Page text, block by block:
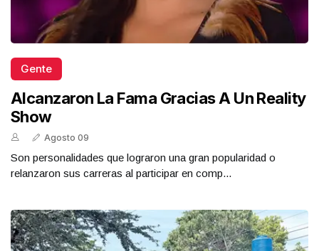
Gente
Alcanzaron La Fama Gracias A Un Reality
Show
Agosto 09
Son personalidades que lograron una gran popularidad o
relanzaron sus carreras al participar en comp...